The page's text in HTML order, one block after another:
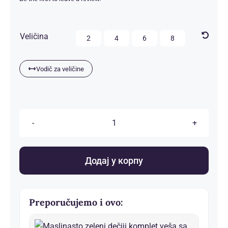
Veličina 2 4 6 8
Vodič za veličine
Dečije
количина
Додај у корпу
Preporučujemo i ovo: